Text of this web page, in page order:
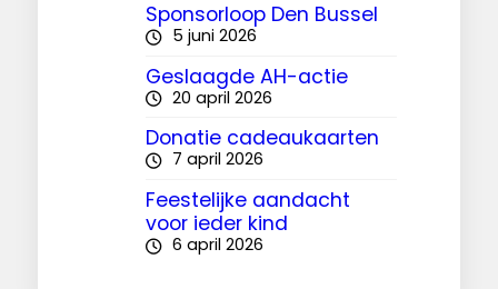
Sponsorloop Den Bussel
5 juni 2026
Geslaagde AH-actie
20 april 2026
Donatie cadeaukaarten
7 april 2026
Feestelijke aandacht
voor ieder kind
6 april 2026